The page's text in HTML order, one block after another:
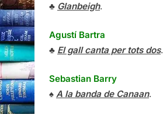
♣ Glanbeigh.
Agustí Bartra
♣ El gall canta per tots dos.
Sebastian Barry
♠ A la banda de Canaan.